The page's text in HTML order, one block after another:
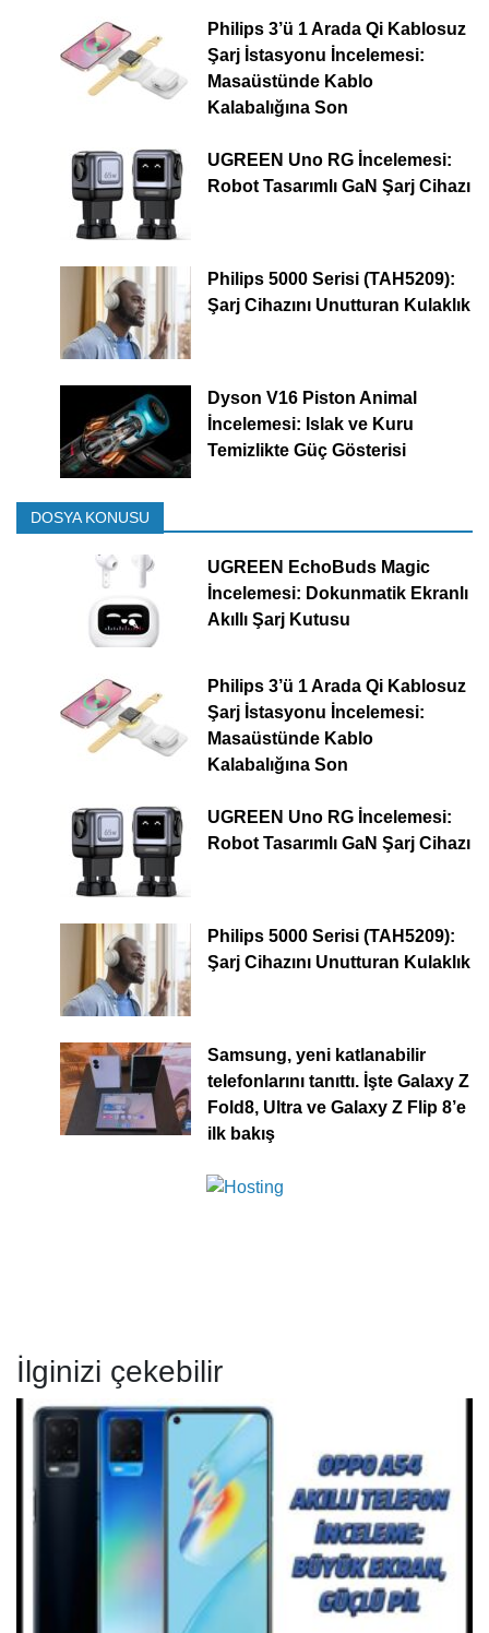
Philips 3’ü 1 Arada Qi Kablosuz
Şarj İstasyonu İncelemesi:
Masaüstünde Kablo
Kalabalığına Son
UGREEN Uno RG İncelemesi:
Robot Tasarımlı GaN Şarj Cihazı
Philips 5000 Serisi (TAH5209):
Şarj Cihazını Unutturan Kulaklık
Dyson V16 Piston Animal
İncelemesi: Islak ve Kuru
Temizlikte Güç Gösterisi
DOSYA KONUSU
UGREEN EchoBuds Magic
İncelemesi: Dokunmatik Ekranlı
Akıllı Şarj Kutusu
Philips 3’ü 1 Arada Qi Kablosuz
Şarj İstasyonu İncelemesi:
Masaüstünde Kablo
Kalabalığına Son
UGREEN Uno RG İncelemesi:
Robot Tasarımlı GaN Şarj Cihazı
Philips 5000 Serisi (TAH5209):
Şarj Cihazını Unutturan Kulaklık
Samsung, yeni katlanabilir
telefonlarını tanıttı. İşte Galaxy Z
Fold8, Ultra ve Galaxy Z Flip 8’e
ilk bakış
İlginizi çekebilir